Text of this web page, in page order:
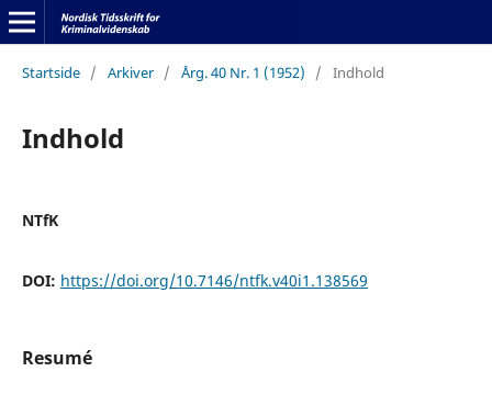
Startside / Arkiver / Årg. 40 Nr. 1 (1952) / Indhold
Indhold
NTfK
DOI: https://doi.org/10.7146/ntfk.v40i1.138569
Resumé